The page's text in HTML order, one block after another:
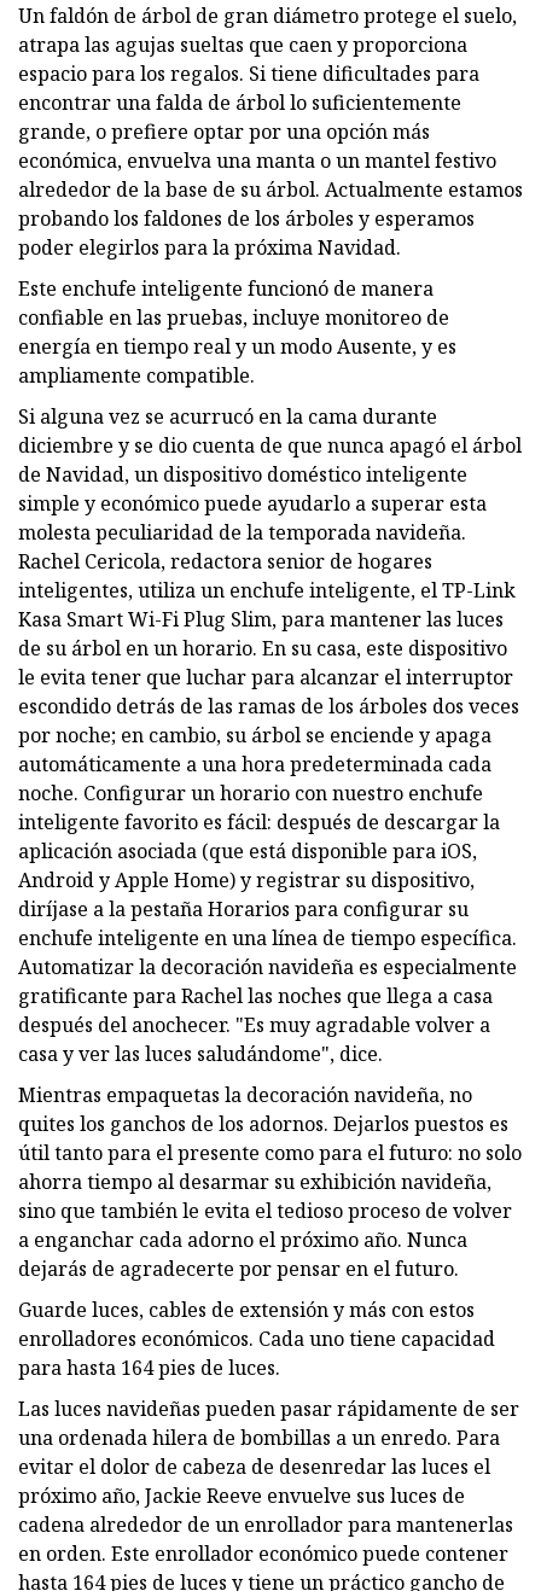
Un faldón de árbol de gran diámetro protege el suelo,
atrapa las agujas sueltas que caen y proporciona
espacio para los regalos. Si tiene dificultades para
encontrar una falda de árbol lo suficientemente
grande, o prefiere optar por una opción más
económica, envuelva una manta o un mantel festivo
alrededor de la base de su árbol. Actualmente estamos
probando los faldones de los árboles y esperamos
poder elegirlos para la próxima Navidad.
Este enchufe inteligente funcionó de manera
confiable en las pruebas, incluye monitoreo de
energía en tiempo real y un modo Ausente, y es
ampliamente compatible.
Si alguna vez se acurrucó en la cama durante
diciembre y se dio cuenta de que nunca apagó el árbol
de Navidad, un dispositivo doméstico inteligente
simple y económico puede ayudarlo a superar esta
molesta peculiaridad de la temporada navideña.
Rachel Cericola, redactora senior de hogares
inteligentes, utiliza un enchufe inteligente, el TP-Link
Kasa Smart Wi-Fi Plug Slim, para mantener las luces
de su árbol en un horario. En su casa, este dispositivo
le evita tener que luchar para alcanzar el interruptor
escondido detrás de las ramas de los árboles dos veces
por noche; en cambio, su árbol se enciende y apaga
automáticamente a una hora predeterminada cada
noche. Configurar un horario con nuestro enchufe
inteligente favorito es fácil: después de descargar la
aplicación asociada (que está disponible para iOS,
Android y Apple Home) y registrar su dispositivo,
diríjase a la pestaña Horarios para configurar su
enchufe inteligente en una línea de tiempo específica.
Automatizar la decoración navideña es especialmente
gratificante para Rachel las noches que llega a casa
después del anochecer. "Es muy agradable volver a
casa y ver las luces saludándome", dice.
Mientras empaquetas la decoración navideña, no
quites los ganchos de los adornos. Dejarlos puestos es
útil tanto para el presente como para el futuro: no solo
ahorra tiempo al desarmar su exhibición navideña,
sino que también le evita el tedioso proceso de volver
a enganchar cada adorno el próximo año. Nunca
dejarás de agradecerte por pensar en el futuro.
Guarde luces, cables de extensión y más con estos
enrolladores económicos. Cada uno tiene capacidad
para hasta 164 pies de luces.
Las luces navideñas pueden pasar rápidamente de ser
una ordenada hilera de bombillas a un enredo. Para
evitar el dolor de cabeza de desenredar las luces el
próximo año, Jackie Reeve envuelve sus luces de
cadena alrededor de un enrollador para mantenerlas
en orden. Este enrollador económico puede contener
hasta 164 pies de luces y tiene un práctico gancho de